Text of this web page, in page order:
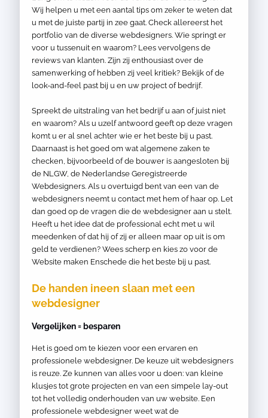
Wij helpen u met een aantal tips om zeker te weten dat
u met de juiste partij in zee gaat. Check allereerst het
portfolio van de diverse webdesigners. Wie springt er
voor u tussenuit en waarom? Lees vervolgens de
reviews van klanten. Zijn zij enthousiast over de
samenwerking of hebben zij veel kritiek? Bekijk of de
look-and-feel past bij u en uw project of bedrijf.
Spreekt de uitstraling van het bedrijf u aan of juist niet
en waarom? Als u uzelf antwoord geeft op deze vragen
komt u er al snel achter wie er het beste bij u past.
Daarnaast is het goed om wat algemene zaken te
checken, bijvoorbeeld of de bouwer is aangesloten bij
de NLGW, de Nederlandse Geregistreerde
Webdesigners. Als u overtuigd bent van een van de
webdesigners neemt u contact met hem of haar op. Let
dan goed op de vragen die de webdesigner aan u stelt.
Heeft u het idee dat de professional echt met u wil
meedenken of dat hij of zij er alleen maar op uit is om
geld te verdienen? Wees scherp en kies zo voor de
Website maken Enschede die het beste bij u past.
De handen ineen slaan met een
webdesigner
Vergelijken = besparen
Het is goed om te kiezen voor een ervaren en
professionele webdesigner. De keuze uit webdesigners
is reuze. Ze kunnen van alles voor u doen: van kleine
klusjes tot grote projecten en van een simpele lay-out
tot het volledig onderhouden van uw website. Een
professionele webdesigner weet wat de